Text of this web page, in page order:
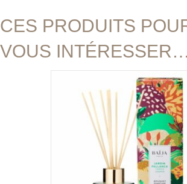
CES PRODUITS
VOUS INTÉRESSER…